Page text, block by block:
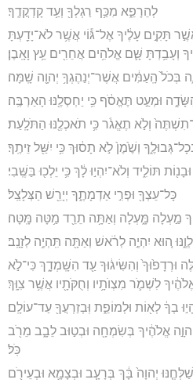
לְהֵרָפֵ֑א מִכַּ֥ף רַגְלְךָ֖ וְעַ֥ד קָדְקֳדֶֽךָ׃
תָּקִ֣ים עָלֶ֔יךָ אֶל־גּ֕וֹי אֲשֶׁ֥ר לֹא־יָדַ֖עְתָּ
וְעָבַ֥דְתָּ שָּׁ֛ם אֱלֹהִ֥ים אֲחֵרִ֖ים עֵ֥ץ וָאָֽבֶן׃
בְּכֹל֙ הָֽעַמִּ֔ים אֲשֶׁר־יְנַהֶגְךָ֥ יְהוָ֖ה שָֽׁמָּה׃
וּמְעַ֣ט תֶּאֱסֹ֔ף כִּ֥י יַחְסְלֶ֖נּוּ הָאַרְבֶּֽה׃
וְלֹ֣א תֶאֱגֹ֔ר כִּ֥י תֹאכְלֶ֖נּוּ הַתֹּלָֽעַת׃
וְשֶׁ֙מֶן֙ לֹ֣א תָס֔וּךְ כִּ֥י יִשַּׁ֖ל זֵיתֶֽךָ׃
תּוֹלִ֑יד וְלֹא־יִהְי֣וּ לָ֔ךְ כִּ֥י יֵלְכ֖וּ בַּשֶּֽׁבִי׃
כָּל־עֵצְךָ֖ וּפְרִ֣י אַדְמָתֶ֑ךָ יְיָרֵ֖שׁ הַצְּלָצַֽל׃
מַ֣עְלָה מָּ֑עְלָה וְאַתָּ֥ה תֵרֵ֖ד מַ֥טָּה מָּֽטָּה׃
ה֚וּא יִהְיֶ֣ה לְרֹ֔אשׁ וְאַתָּ֖ה תִּֽהְיֶ֥ה לְזָנָֽב׃
וּרְדָפ֙וּךָ֙ וְהִשִּׂיג֔וּךָ עַ֖ד הִשָּֽׁמְדָ֑ךְ כִּי־לֹ֣א
לִשְׁמֹ֛ר מִצְוֺתָ֥יו וְחֻקֹּתָ֖יו אֲשֶׁ֥ר צִוָּֽךְ׃
בְךָ֔ לְא֖וֹת וּלְמוֹפֵ֑ת וּֽבְזַרְעֲךָ֖ עַד־עוֹלָֽם׃
אֱלֹהֶ֔יךָ בְּשִׂמְחָ֖ה וּבְט֣וּב לֵבָ֑ב מֵרֹ֖ב
כֹּֽל׃
יְהוָה֙ בָּ֔ךְ בְּרָעָ֧ב וּבְצָמָ֛א וּבְעֵירֹ֖ם